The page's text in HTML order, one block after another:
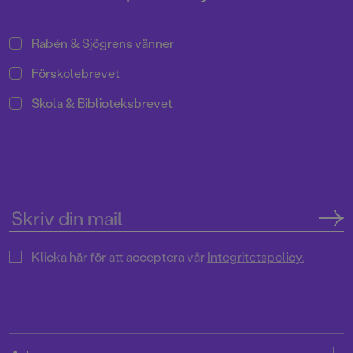
Rabén & Sjögrens vänner
Förskolebrevet
Skola & Biblioteksbrevet
Klicka här för att acceptera vårIntegritetspolicy.